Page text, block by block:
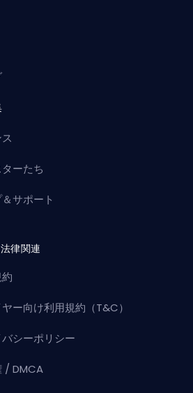
ーたち
サポート
律関連
ー向け利用規約（T&C）
シーポリシー
/ DMCA